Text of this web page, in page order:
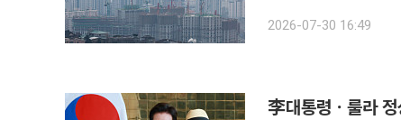
2026-07-30 16:49